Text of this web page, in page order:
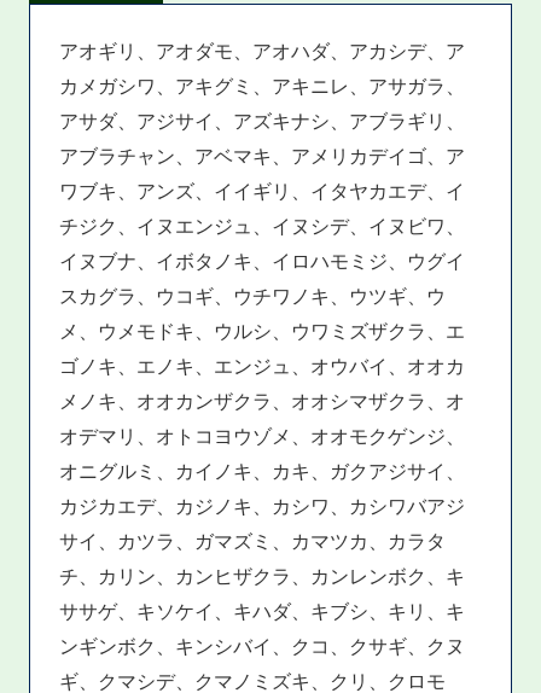
アオギリ、アオダモ、アオハダ、アカシデ、ア
カメガシワ、アキグミ、アキニレ、アサガラ、
アサダ、アジサイ、アズキナシ、アブラギリ、
アブラチャン、アベマキ、アメリカデイゴ、ア
ワブキ、アンズ、イイギリ、イタヤカエデ、イ
チジク、イヌエンジュ、イヌシデ、イヌビワ、
イヌブナ、イボタノキ、イロハモミジ、ウグイ
スカグラ、ウコギ、ウチワノキ、ウツギ、ウ
メ、ウメモドキ、ウルシ、ウワミズザクラ、エ
ゴノキ、エノキ、エンジュ、オウバイ、オオカ
メノキ、オオカンザクラ、オオシマザクラ、オ
オデマリ、オトコヨウゾメ、オオモクゲンジ、
オニグルミ、カイノキ、カキ、ガクアジサイ、
カジカエデ、カジノキ、カシワ、カシワバアジ
サイ、カツラ、ガマズミ、カマツカ、カラタ
チ、カリン、カンヒザクラ、カンレンボク、キ
ササゲ、キソケイ、キハダ、キブシ、キリ、キ
ンギンボク、キンシバイ、クコ、クサギ、クヌ
ギ、クマシデ、クマノミズキ、クリ、クロモ